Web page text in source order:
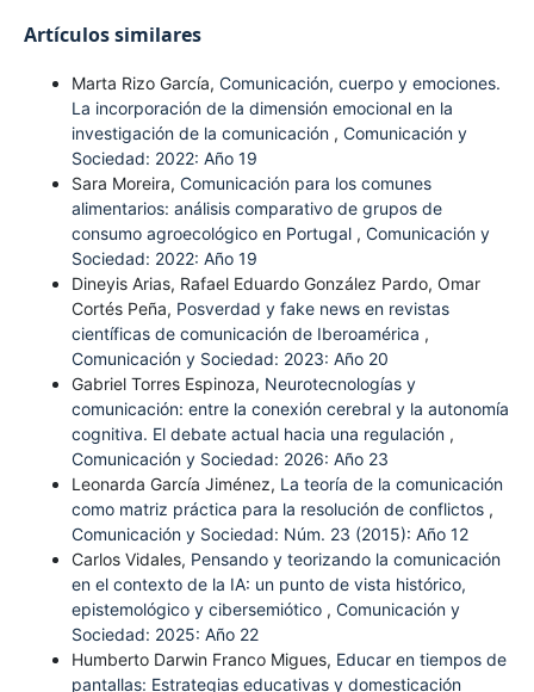
Artículos similares
Marta Rizo García, Comunicación, cuerpo y emociones.
La incorporación de la dimensión emocional en la
investigación de la comunicación , Comunicación y
Sociedad: 2022: Año 19
Sara Moreira, Comunicación para los comunes
alimentarios: análisis comparativo de grupos de
consumo agroecológico en Portugal , Comunicación y
Sociedad: 2022: Año 19
Dineyis Arias, Rafael Eduardo González Pardo, Omar
Cortés Peña, Posverdad y fake news en revistas
científicas de comunicación de Iberoamérica ,
Comunicación y Sociedad: 2023: Año 20
Gabriel Torres Espinoza, Neurotecnologías y
comunicación: entre la conexión cerebral y la autonomía
cognitiva. El debate actual hacia una regulación ,
Comunicación y Sociedad: 2026: Año 23
Leonarda García Jiménez, La teoría de la comunicación
como matriz práctica para la resolución de conflictos ,
Comunicación y Sociedad: Núm. 23 (2015): Año 12
Carlos Vidales, Pensando y teorizando la comunicación
en el contexto de la IA: un punto de vista histórico,
epistemológico y cibersemiótico , Comunicación y
Sociedad: 2025: Año 22
Humberto Darwin Franco Migues, Educar en tiempos de
pantallas: Estrategias educativas y domesticación